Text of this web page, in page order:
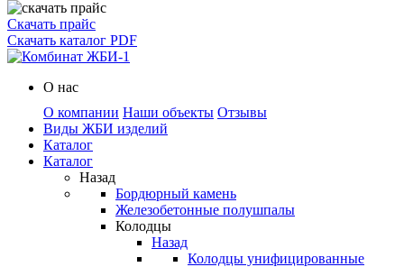
Скачать прайс
Скачать каталог PDF
О нас
О компании Наши объекты Отзывы
Виды ЖБИ изделий
Каталог
Каталог
Назад
Бордюрный камень
Железобетонные полушпалы
Колодцы
Назад
Колодцы унифицированные